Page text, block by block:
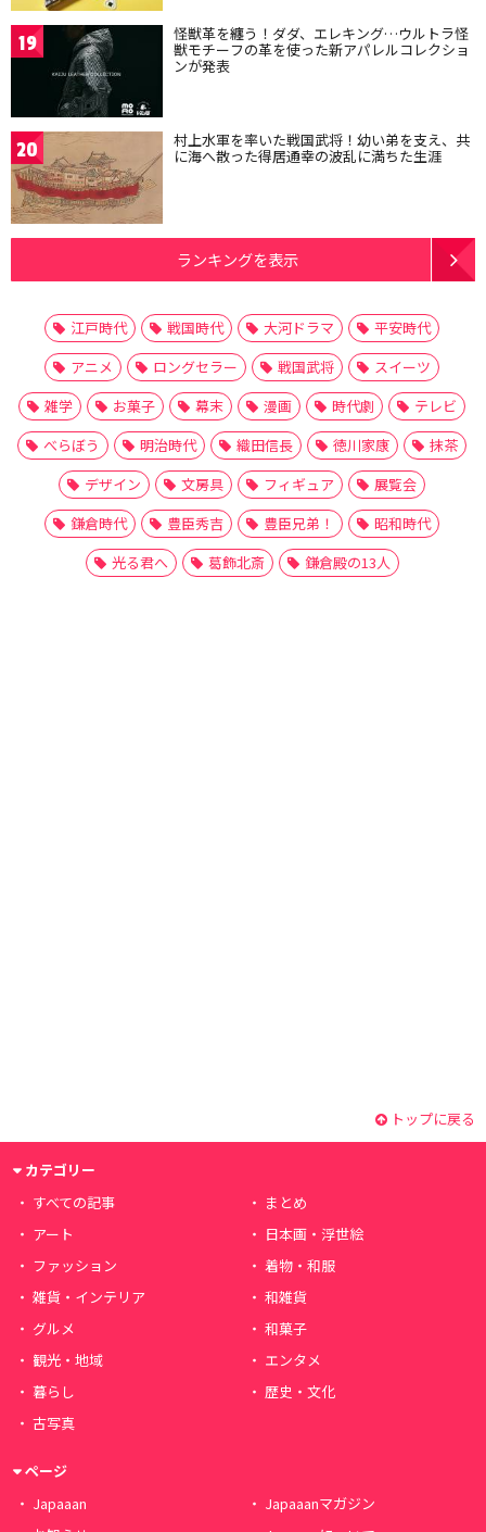
19 怪獣革を纏う！ダダ、エレキング…ウルトラ怪
獣モチーフの革を使った新アパレルコレクショ
ンが発表
20 村上水軍を率いた戦国武将！幼い弟を支え、共
に海へ散った得居通幸の波乱に満ちた生涯
ランキングを表示
江戸時代 戦国時代 大河ドラマ
平安時代
アニメ
ロングセラー 戦国武将
スイーツ
雑学
お菓子 幕末 漫画 時代劇
テレビ
べらぼう
明治時代 織田信長 徳川家康
抹茶
デザイン
文房具 フィギュア
展覧会
鎌倉時代
豊臣秀吉 豊臣兄弟！
昭和時代
光る君へ
葛飾北斎 鎌倉殿の13人
トップに戻る
カテゴリー
すべての記事
まとめ
アート
日本画・浮世絵
ファッション
着物・和服
雑貨・インテリア
和雑貨
グルメ
和菓子
観光・地域
エンタメ
暮らし
歴史・文化
古写真
ページ
Japaaan
Japaaanマガジン